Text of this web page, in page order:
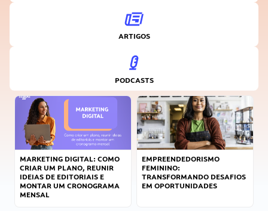
ARTIGOS
PODCASTS
MARKETING DIGITAL: COMO
CRIAR UM PLANO, REUNIR
IDEIAS DE EDITORIAIS E
MONTAR UM CRONOGRAMA
MENSAL
EMPREENDEDORISMO
FEMININO:
TRANSFORMANDO DESAFIOS
EM OPORTUNIDADES